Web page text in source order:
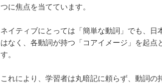
つに焦点を当てています。
ネイティブにとっては「簡単な動詞」でも、
はなく、各動詞が持つ「コアイメージ」を起
す。
これにより、学習者は丸暗記に頼らず、動詞